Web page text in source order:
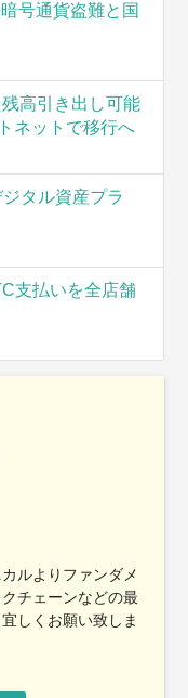
号通貨盗難と国
高引き出し可能
ネットで移行へ
タル資産プラ
支払いを全店舗
ルよりファンダメ
チェーンなどの最
しくお願い致しま